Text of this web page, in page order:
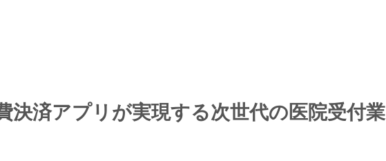
決済アプリが実現する次世代の医院受付業